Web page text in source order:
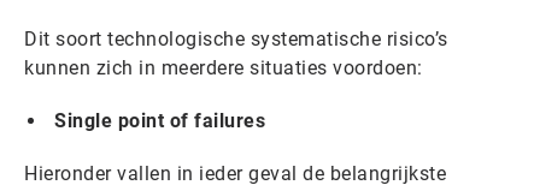
Dit soort technologische systematische risico’s
kunnen zich in meerdere situaties voordoen:
Single point of failures
Hieronder vallen in ieder geval de belangrijkste